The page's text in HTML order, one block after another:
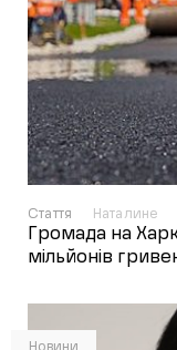
Стаття Наталине
Громада на
мільйонів